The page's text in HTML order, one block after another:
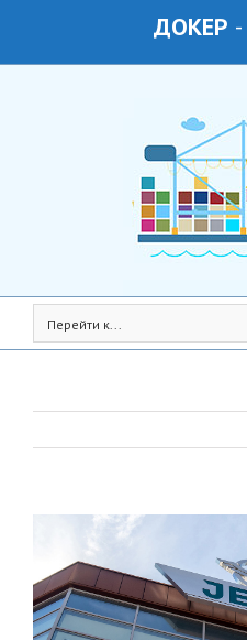
ДОКЕР -
Перейти к...